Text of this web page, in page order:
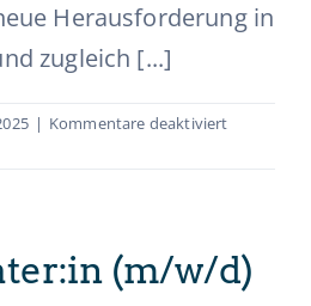
Herausforderung in
zugleich [...]
| Kommentare deaktiviertfür
(m/w/d)